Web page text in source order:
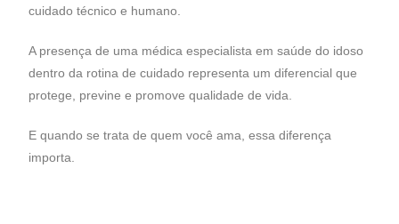
cuidado técnico e humano.
A presença de uma médica especialista em saúde do idoso
dentro da rotina de cuidado representa um diferencial que
protege, previne e promove qualidade de vida.
E quando se trata de quem você ama, essa diferença
importa.